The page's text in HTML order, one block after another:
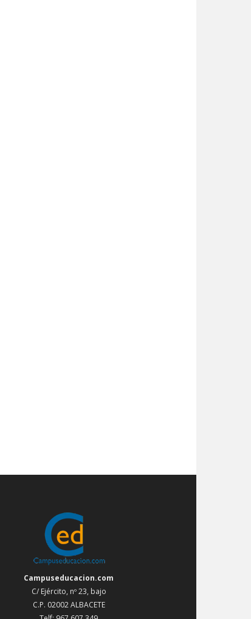
Campuseducacion.com
C/ Ejército, nº 23, bajo
C.P. 02002 ALBACETE